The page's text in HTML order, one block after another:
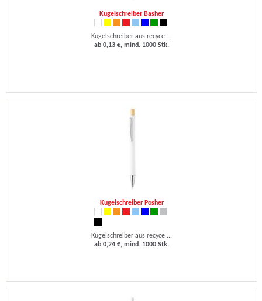
Kugelschreiber Basher
Kugelschreiber aus recyce ...
ab 0,13 €, mind. 1000 Stk.
Kugelschreiber Posher
Kugelschreiber aus recyce ...
ab 0,24 €, mind. 1000 Stk.